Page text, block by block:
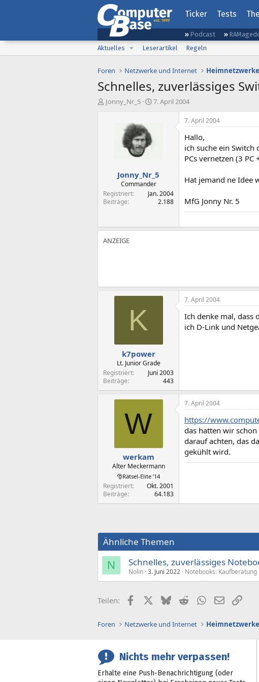
Ticker Tests
Podcast
Aktuelles
Leserartikel Regeln
Foren Netzwerke und Internet
Schnelles, zuverlässiges
E
Jonny_Nr_5
E
a
m
7. April 2004
Jonny_Nr_5
Commander
Registriert
Jan. 2004
Beiträge
2.188
7. April 2004
Hallo,
ich suche ein Switch
PCs vernetzen (3
Hat jemand ne Idee
MfG Jonny Nr. 5
K
k7power
Lt. Junior Grade
Registriert
Juni 2003
Beiträge
443
7. April 2004
Ich denke mal, dass
ich D-Link und
W
werkam
Alter Meckermann
🎅Rätsel-Elite ’14
Registriert
Okt. 2001
Beiträge
64.183
7. April 2004
https://
das hatten wir
darauf achten, das
gekühlt wird.
Ähnliche Themen
N Schnelles, zuverlässiges
Nolin 3. Juni 2022 Notebooks: Kaufberatung
Teilen: FacebookX (Twitter)
BlueskyRedditWhatsApp
E-MailLink
Foren Netzwerke und Internet
Nichts mehr verpassen!
Erhalte eine Push-Benachrichtigung (oder